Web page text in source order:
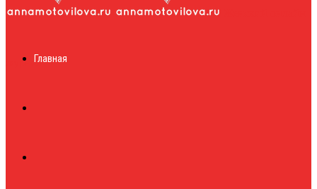
журналГлавная